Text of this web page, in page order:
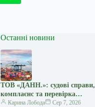
Останні новини
ТОВ «ДАНН.»: судові справи,
комплаєнс та перевірка
міжнародних угод — Мінфін
Карина Лобода
Сер 7, 2026